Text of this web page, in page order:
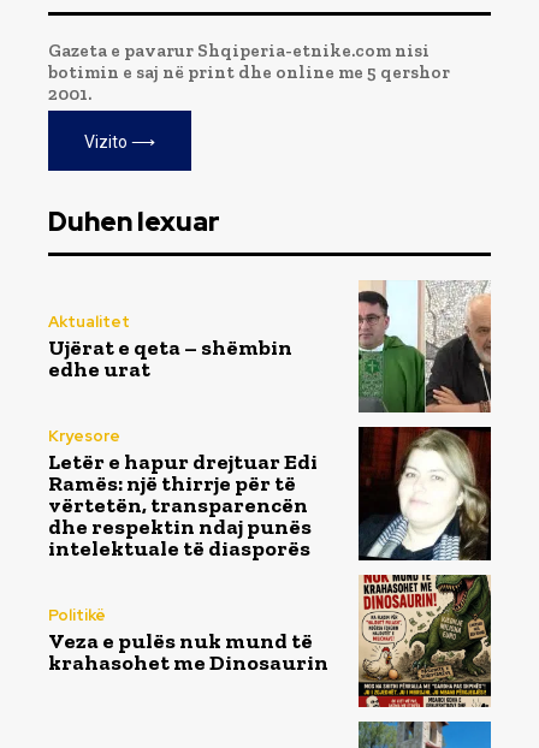
Gazeta e pavarur Shqiperia-etnike.com nisi
botimin e saj në print dhe online me 5 qershor
2001.
Vizito ⟶
Duhen lexuar
Aktualitet
Ujërat e qeta – shëmbin
edhe urat
Kryesore
Letër e hapur drejtuar Edi
Ramës: një thirrje për të
vërtetën, transparencën
dhe respektin ndaj punës
intelektuale të diasporës
Politikë
Veza e pulës nuk mund të
krahasohet me Dinosaurin